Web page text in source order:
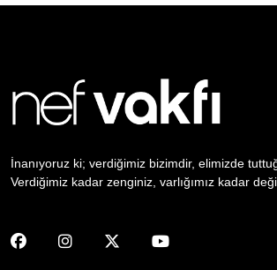
İnanıyoruz ki; verdiğimiz bizimdir, elimizde
Verdiğimiz kadar zenginiz, varlığımız kadar